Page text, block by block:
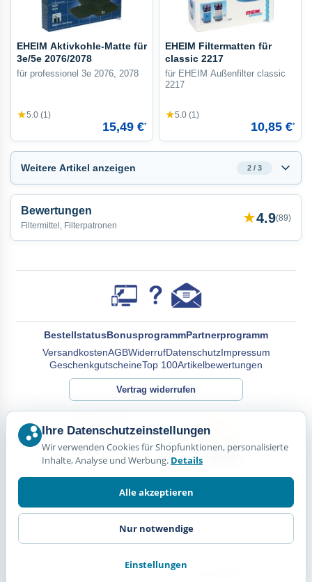
EHEIM Aktivkohle-Matte für
3e/5e 2076/2078
für professionel 3e 2076, 2078
★5.0 (1)
15,49 €*
EHEIM Filtermatten für
classic 2217
für EHEIM Außenfilter classic
2217
★5.0 (1)
10,85 €*
Weitere Artikel anzeigen 2 / 3
Bewertungen
Filtermittel, Filterpatronen ★4.9(89)
BestellstatusBonusprogrammPartnerprogramm
VersandkostenAGBWiderrufDatenschutzImpressum
GeschenkgutscheineTop 100Artikelbewertungen
Vertrag widerrufen
© Happy Diskus - e.Kfr. 2026. Alle Rechte vorbehalten.
Ihre Datenschutzeinstellungen
Wir verwenden Cookies für Shopfunktionen, personalisierte
Inhalte, Analyse und Werbung. Details
Alle akzeptieren
Nur notwendige
Einstellungen